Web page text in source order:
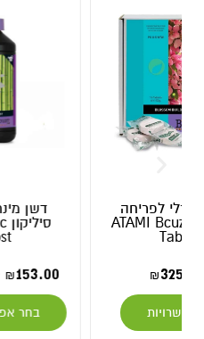
דשן מינרלי מועשר
סיליקון ATAMI Silic
153.00
₪499.00
בחר אפשרויות